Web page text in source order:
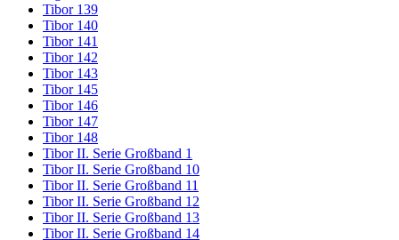
Tibor 139
Tibor 140
Tibor 141
Tibor 142
Tibor 143
Tibor 145
Tibor 146
Tibor 147
Tibor 148
Tibor II. Serie Großband 1
Tibor II. Serie Großband 10
Tibor II. Serie Großband 11
Tibor II. Serie Großband 12
Tibor II. Serie Großband 13
Tibor II. Serie Großband 14